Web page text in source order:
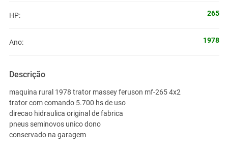
HP: 265
Ano: 1978
Descrição
maquina rural 1978 trator massey feruson mf-265 4x2
trator com comando 5.700 hs de uso
direcao hidraulica original de fabrica
pneus seminovos unico dono
conservado na garagem